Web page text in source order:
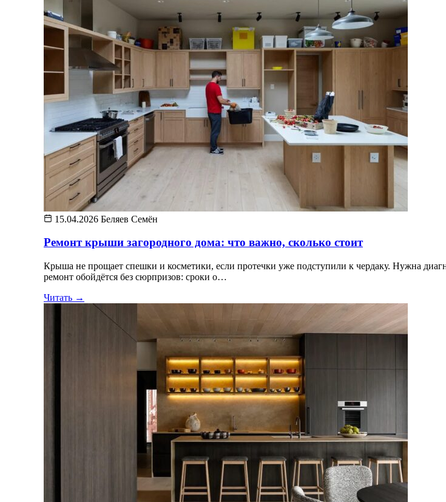
15.04.2026 Беляев Семён
Ремонт крыши загородного дома: что важно, сколько стоит
Крыша не прощает спешки и косметики, если протечки уже подступили к чердаку. Нужна
ремонт обойдётся без сюрпризов: сроки о…
Читать →